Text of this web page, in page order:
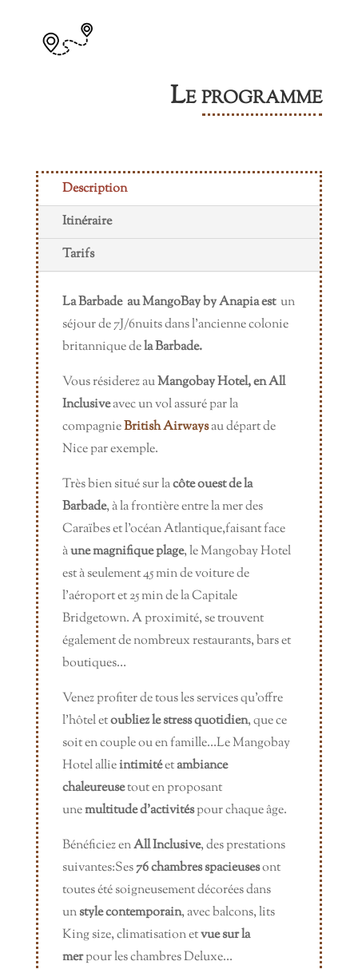
Le programme
Description
Itinéraire
Tarifs
La Barbade au MangoBay by Anapia est un
séjour de 7J/6nuits dans l’ancienne colonie
britannique dela Barbade.
Vous résiderez auMangobay Hotel,enAll
Inclusiveavec un vol assuré par la
compagnieBritish Airwaysau départ de
Nice par exemple.
Très bien situé sur lacôte ouest de la
Barbade, à la frontière entre la mer des
Caraïbes et l’océan Atlantique,faisant face
àunemagnifique plage, le Mangobay Hotel
est à seulement 45 min de voiture de
l’aéroport et 25 min de la Capitale
Bridgetown. A proximité, se trouvent
également de nombreux restaurants, bars et
boutiques…
Venez profiter de tous les services qu’offre
l’hôtel etoubliez le stress quotidien, que ce
soit en couple ou en famille…Le Mangobay
Hotel allieintimitéetambiance
chaleureusetout en proposant
unemultitude d’activitéspour chaque âge.
Bénéficiez enAll Inclusive, des prestations
suivantes:Ses76 chambres spacieusesont
toutes été soigneusement décorées dans
unstyle contemporain, avec balcons, lits
King size, climatisation etvue sur la
merpour les chambres Deluxe…